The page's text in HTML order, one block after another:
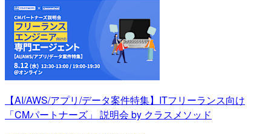
【AI/AWS/アプリ/データ案件特集】ITフリーランス向け
「CMパートナーズ」 説明会 by クラスメソッド